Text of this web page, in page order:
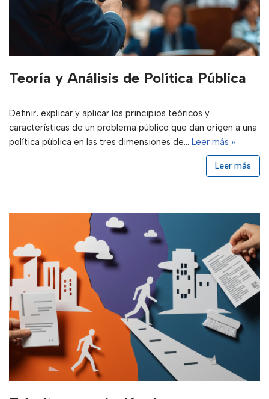
Teoría y Análisis de Política Pública
Definir, explicar y aplicar los principios teóricos y
características de un problema público que dan origen a una
política pública en las tres dimensiones de… Leer más »
Leer más